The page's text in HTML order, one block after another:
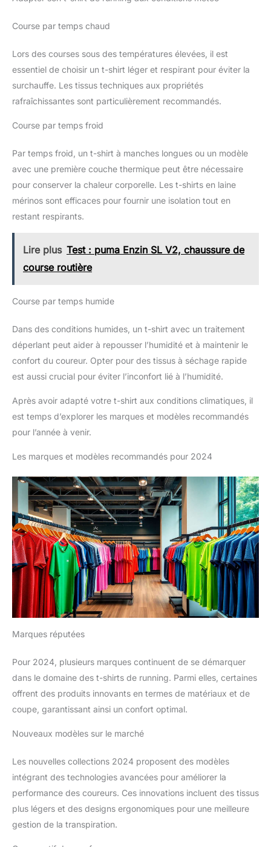
Course par temps chaud
Lors des courses sous des températures élevées, il est
essentiel de choisir un t-shirt léger et respirant pour éviter la
surchauffe. Les tissus techniques aux propriétés
rafraîchissantes sont particulièrement recommandés.
Course par temps froid
Par temps froid, un t-shirt à manches longues ou un modèle
avec une première couche thermique peut être nécessaire
pour conserver la chaleur corporelle. Les t-shirts en laine
mérinos sont efficaces pour fournir une isolation tout en
restant respirants.
Lire plus Test : puma Enzin SL V2, chaussure de
course routière
Course par temps humide
Dans des conditions humides, un t-shirt avec un traitement
déperlant peut aider à repousser l’humidité et à maintenir le
confort du coureur. Opter pour des tissus à séchage rapide
est aussi crucial pour éviter l’inconfort lié à l’humidité.
Après avoir adapté votre t-shirt aux conditions climatiques, il
est temps d’explorer les marques et modèles recommandés
pour l’année à venir.
Les marques et modèles recommandés pour 2024
Marques réputées
Pour 2024, plusieurs marques continuent de se démarquer
dans le domaine des t-shirts de running. Parmi elles, certaines
offrent des produits innovants en termes de matériaux et de
coupe, garantissant ainsi un confort optimal.
Nouveaux modèles sur le marché
Les nouvelles collections 2024 proposent des modèles
intégrant des technologies avancées pour améliorer la
performance des coureurs. Ces innovations incluent des tissus
plus légers et des designs ergonomiques pour une meilleure
gestion de la transpiration.